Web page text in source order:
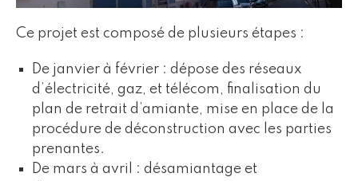
Ce projet est composé de plusieurs étapes :
De janvier à février : dépose des réseaux
d’électricité, gaz, et télécom, finalisation du
plan de retrait d’amiante, mise en place de la
procédure de déconstruction avec les parties
prenantes.
De mars à avril : désamiantage et